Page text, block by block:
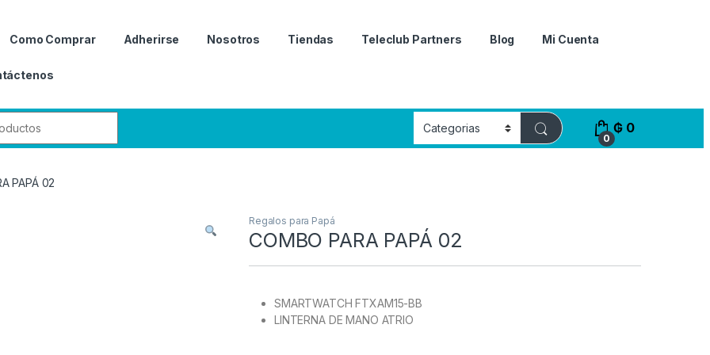
Como Comprar Adherirse Nosotros Tiendas Teleclub Partners Blog Mi Cuenta
0
₲ 0
PAPÁ 02
Regalos para Papá
COMBO PARA PAPÁ 02
SMARTWATCH FTXAM15-BB
LINTERNA DE MANO ATRIO